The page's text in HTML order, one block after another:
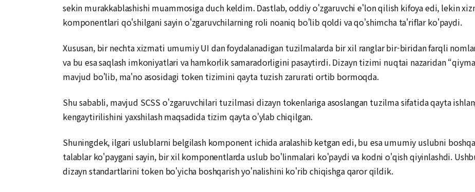
sekin murakkablashishi muammosiga duch keldim. Dastlab, oddiy o'zgaruvchi e'lon qilish kifoya edi, lekin
komponentlari qo'shilgani sayin o'zgaruvchilarning roli noaniq bo'lib qoldi va qo'shimcha ta'riflar ko'paydi.
Xususan, bir nechta xizmati umumiy UI dan foydalanadigan tuzilmalarda bir xil ranglar bir-biridan farqli
va bu esa saqlash imkoniyatlari va hamkorlik samaradorligini pasaytirdi. Dizayn tizimi nuqtai nazaridan
mavjud bo'lib, ma'no asosidagi token tizimini qayta tuzish zarurati ortib bormoqda.
Shu sababli, mavjud SCSS o'zgaruvchilari tuzilmasi dizayn tokenlariga asoslangan tuzilma sifatida qayta
kengaytirilishini yaxshilash maqsadida tizim qayta o'ylab chiqilgan.
Shuningdek, ilgari uslublarni belgilash komponent ichida aralashib ketgan edi, bu esa umumiy uslubni
talablar ko'paygani sayin, bir xil komponentlarda uslub bo'linmalari ko'paydi va kodni o'qish qiyinlashdi.
dizayn standartlarini token bo'yicha boshqarish yo'nalishini ko'rib chiqishga qaror qildik.